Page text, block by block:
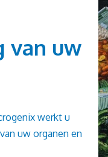
van uw
werkt u
uw organen en